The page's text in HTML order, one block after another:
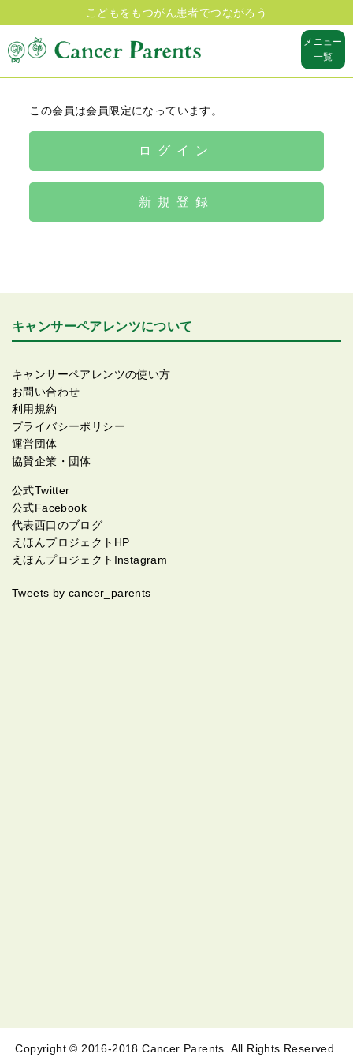
こどもをもつがん患者でつながろう
メニュー
一覧
この会員は会員限定になっています。
ログイン
新規登録
キャンサーペアレンツについて
キャンサーペアレンツの使い方
お問い合わせ
利用規約
プライバシーポリシー
運営団体
協賛企業・団体
公式Twitter
公式Facebook
代表西口のブログ
えほんプロジェクトHP
えほんプロジェクトInstagram
Tweets by cancer_parents
Copyright © 2016-2018 Cancer Parents. All Rights Reserved.